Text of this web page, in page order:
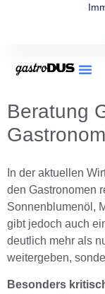
Beratung
In der aktuellen
den Gastronomen
Sonnenblumenöl,
gibt jedoch auch
deutlich mehr als
weitergeben,
Besonders